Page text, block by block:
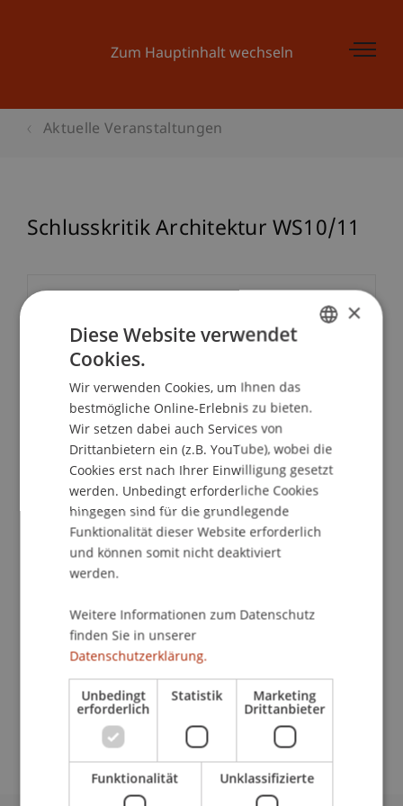
Zum Hauptinhalt wechseln
Aktuelle Veranstaltungen
Schlusskritik Architektur WS10/11
School/Professur:
Studienverwaltung Bachelorstudiengang
Architektur
Das Institut für Architektur und Raumentwicklung
lädt Sie herzlich zur Schlusspräsentation der
Bachelor- und Masterstudiengangs Architektur
Es würde uns sehr freuen, Sie an einem dieser
Tage an der Universität Liechtenstein begrüssen
Kontakt
×
Diese Website verwendet
Cookies.
Wir verwenden Cookies, um Ihnen das
bestmögliche Online-Erlebnis zu bieten.
Wir setzen dabei auch Services von
Drittanbietern ein (z.B. YouTube), wobei die
Cookies erst nach Ihrer Einwilligung gesetzt
werden. Unbedingt erforderliche Cookies
hingegen sind für die grundlegende
Funktionalität dieser Website erforderlich
und können somit nicht deaktiviert
werden.
Weitere Informationen zum Datenschutz
finden Sie in unserer
Datenschutzerklärung.
Unbedingt
erforderlich
Statistik Marketing
Drittanbieter
Funktionalität Unklassifizierte